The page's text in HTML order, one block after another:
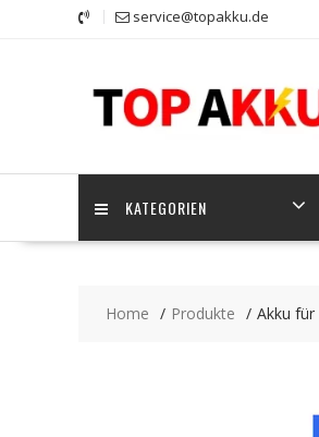
service@topakku.de
KATEGORIEN
Home Produkte Akku für